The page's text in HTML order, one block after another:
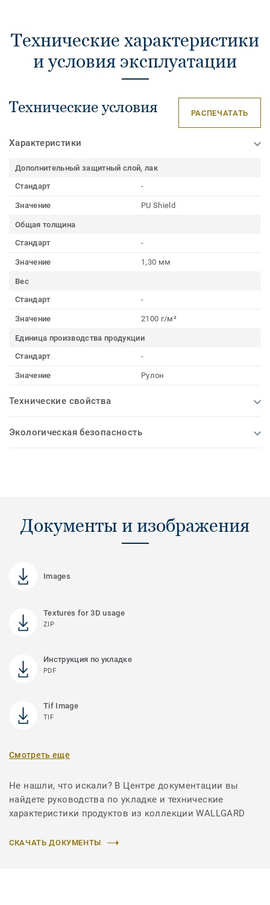
Технические характеристики
и условия эксплуатации
Технические условия РАСПЕЧАТАТЬ
Характеристики
Дополнительный защитный слой, лак
Стандарт
-
Значение PU Shield
Общая толщина
Стандарт
-
Значение 1,30 мм
Вес
Стандарт
-
Значение 2100 г/м²
Единица производства продукции
Стандарт
-
Значение Рулон
Технические свойства
Экологическая безопасность
Документы и изображения
Images
Textures for 3D usage
ZIP
Инструкция по укладке
PDF
Tif Image
TIF
Смотреть еще
Не нашли, что искали? В Центре документации вы
найдете руководства по укладке и технические
характеристики продуктов из коллекции WALLGARD
СКАЧАТЬ ДОКУМЕНТЫ